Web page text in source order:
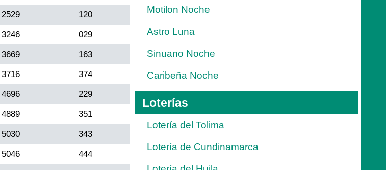
2529 120
3246 029
3669 163
3716 374
4696 229
4889 351
5030 343
5046 444
Motilon Noche
Astro Luna
Sinuano Noche
Caribeña Noche
Loterías
Lotería del Tolima
Lotería de Cundinamarca